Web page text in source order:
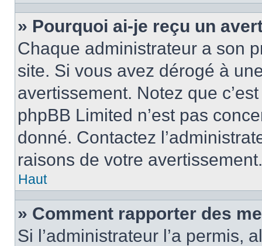
» Pourquoi ai-je reçu un
Chaque administrateur a son
site. Si vous avez dérogé à
avertissement. Notez que
phpBB Limited n’est pas
donné. Contactez
raisons de votre avertissement.
Haut
» Comment rapporter des
Si l’administrateur l’a permis,